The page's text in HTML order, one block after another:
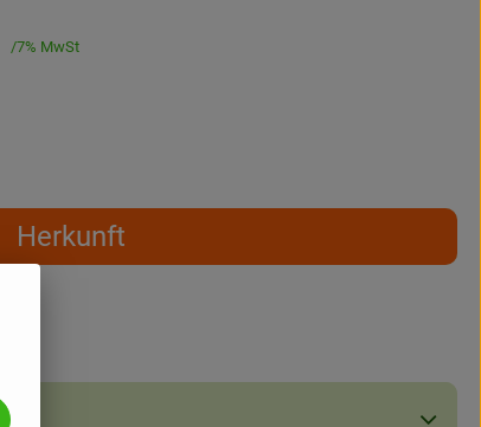
7% MwSt
Herkunft